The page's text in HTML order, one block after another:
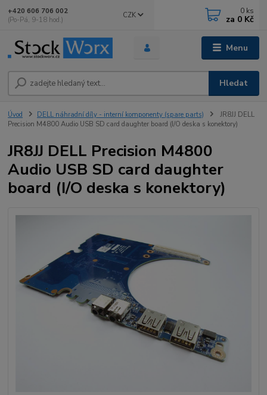
Menu
CZK
Hledat
+420 606 706 002
(Po-Pá, 9-18 hod.)
0 ks
za 0 Kč
Úvod DELL náhradní díly - interní komponenty (spare parts)
JR8JJ DELL
Precision M4800 Audio USB SD card daughter board (I/O deska s konektory)
JR8JJ DELL Precision M4800
Audio USB SD card daughter
board (I/O deska s konektory)